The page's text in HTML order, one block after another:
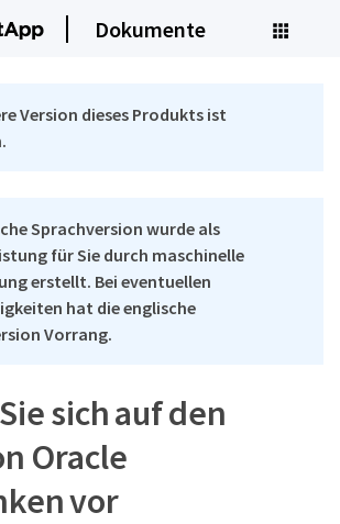
Dokumente
Version dieses Produkts ist
Sprachversion wurde als
für Sie durch maschinelle
erstellt. Bei eventuellen
hat die englische
Vorrang.
sich auf den
Oracle
vor